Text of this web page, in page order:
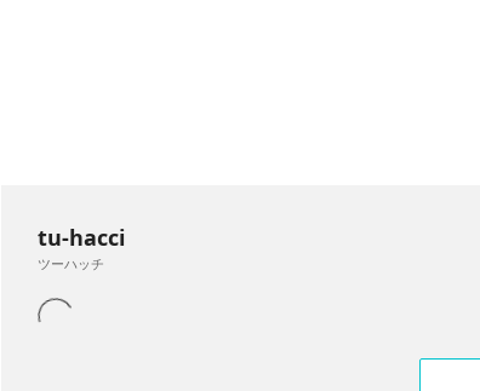
tu-hacci
ツーハッチ